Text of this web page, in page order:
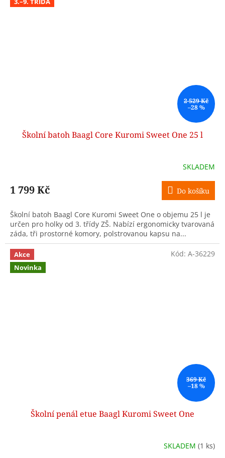
2 529 Kč
–28 %
Školní batoh Baagl Core Kuromi Sweet One 25 l
SKLADEM
1 799 Kč Do košíku
Školní batoh Baagl Core Kuromi Sweet One o objemu 25 l je
určen pro holky od 3. třídy ZŠ. Nabízí ergonomicky tvarovaná
záda, tři prostorné komory, polstrovanou kapsu na...
Akce
Novinka
369 Kč
–18 %
Školní penál etue Baagl Kuromi Sweet One
SKLADEM (1 ks)
Kód: A-36229